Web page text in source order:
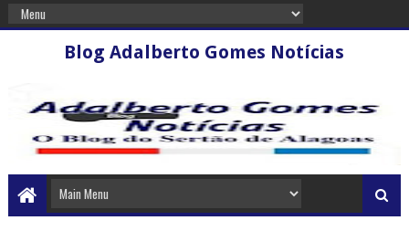
Blog Adalberto Gomes Notícias